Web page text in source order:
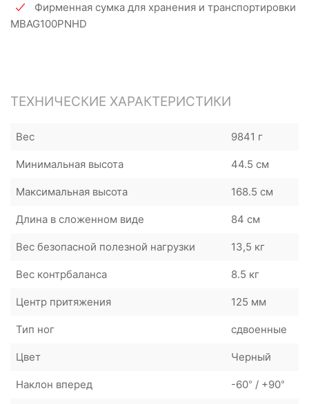
Фирменная сумка для хранения и транспортировки
MBAG100PNHD
ТЕХНИЧЕСКИЕ ХАРАКТЕРИСТИКИ
Вес 9841 г
Минимальная высота 44.5 см
Максимальная высота 168.5 см
Длина в сложенном виде 84 см
Вес безопасной полезной нагрузки 13,5 кг
Вес контрбаланса 8.5 кг
Центр притяжения 125 мм
Тип ног сдвоенные
Цвет Черный
Наклон вперед -60° / +90°